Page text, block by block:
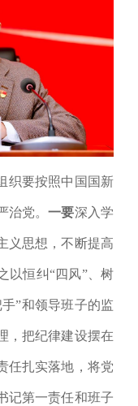
织要按照中国国新
治党。一要深入学
义思想，不断提高
以恒纠“四风”、树
”和领导班子的监
，把纪律建设摆在
任扎实落地， 将党
记第一责任和班子